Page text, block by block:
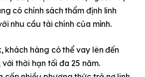
có chính sách thẩm định linh
nhu cầu tài chính của mình.
khách hàng có thể vay lên đến
thời hạn tối đa 25 năm.